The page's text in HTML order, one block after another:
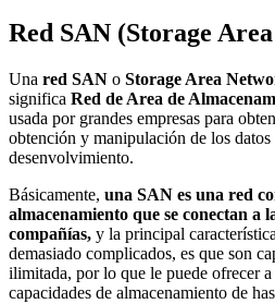
Red SAN (Storage
Una red SAN o Storage Area
significa Red de Area de
usada por grandes empresas para
obtención y manipulación de los datos
desenvolvimiento.
Básicamente, una SAN es una red
almacenamiento que se conectan a
compañías, y la principal
demasiado complicados, es que son
ilimitada, por lo que le puede ofrecer
capacidades de almacenamiento de